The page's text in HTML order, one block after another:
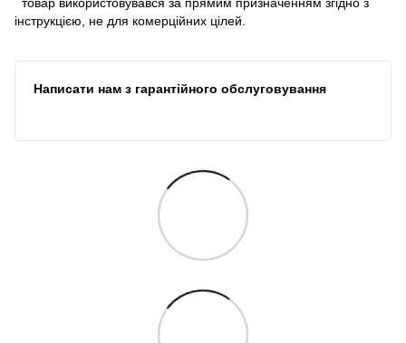
інструкцією, не для комерційних цілей.
Написати нам з гарантійного обслуговування